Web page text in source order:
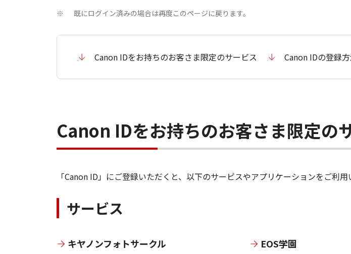
※ 既にログイン済みの場合は再度このページに戻ります。
Canon IDをお持ちのお客さま限定のサービス Canon IDの登録
Canon IDをお持ちのお客さま限定の
「Canon ID」にご登録いただくと、以下のサービスやアプリケーションをご利用
サービス
キヤノンフォトサークル EOS学園